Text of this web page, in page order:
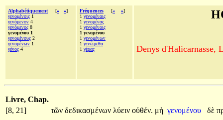
Alphabétiquement [« »]
γενομένοις 1
γενόμενον 4
γενόμενος 8
γενομένου 1
γενομένους 2
γενομένων 1
γένος 4
Fréquences [« »]
1 γενομέναις
1 γενομένας
1 γενομένοις
1 γενομένου
1 γενομένων
1 γενώμεθα
1 γέρας Denys d'Halicarnasse,
Livre, Chap.
[8, 21]
τῶν δεδικασμένων λύειν οὐθέν. μὴ γενομένου δὲ